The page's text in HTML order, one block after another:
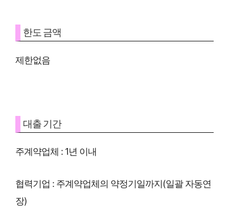
한도 금액
제한없음
대출 기간
주계약업체 : 1년 이내
협력기업 : 주계약업체의 약정기일까지(일괄 자동연
장)